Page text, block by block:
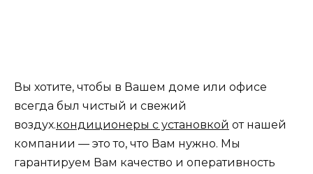
Вы хотите, чтобы в Вашем доме или офисе
всегда был чистый и свежий
воздух.кондиционеры с установкой от нашей
компании — это то, что Вам нужно. Мы
гарантируем Вам качество и оперативность